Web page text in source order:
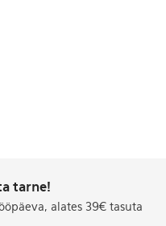
tarne!
alates 39€ tasuta